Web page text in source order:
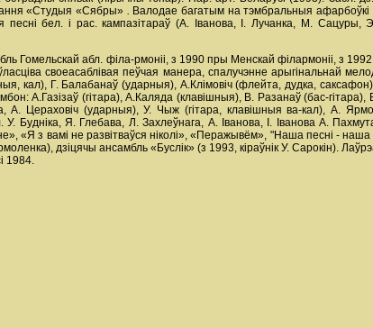
«Студыя «Сябры» . Валодае багатым на тэмбральныя
бел. і рас. кампазітараў (А. Іванова, І. Лучанка, М. Сацуры,
абл. філа-рмоніі, з 1990 пры Менскай філармоніі, з 1992
своеасаблівая пеўчая манера, спалучэнне арыгінальнай
кал), Г. Балабанаў (ударныя), А.Клімовіч (флейта, дудка,
А.Газізаў (гітара), А.Каляда (клавішныя), В. Разанаў (бас-
А. Цераховіч (ударныя), У. Чыж (гітара, клавішныя ва-кал), А.
Будніка, Я. Глебава, Л. Захлеўнага, А. Іванова, І. Іванова А.
з вамі не развітваўся ніколі», «Перажывём», "Наша песні - наша
дзіцячы ансамбль «Буслік» (з 1993, кіраўнік У. Сарокін).
1984.